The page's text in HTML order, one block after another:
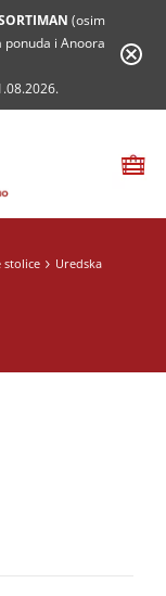
(osim
ponuda i Anoora
stolice
Uredska